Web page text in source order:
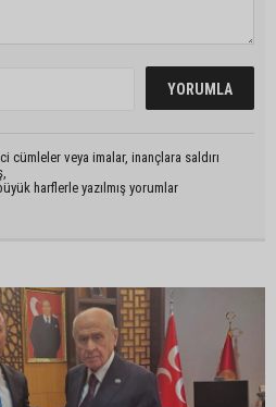
cümleler veya imalar, inançlara saldırı
harflerle yazılmış yorumlar